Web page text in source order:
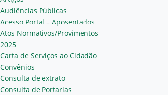
Audiências Públicas
Acesso Portal – Aposentados
Atos Normativos/Provimentos
2025
Carta de Serviços ao Cidadão
Convênios
Consulta de extrato
Consulta de Portarias